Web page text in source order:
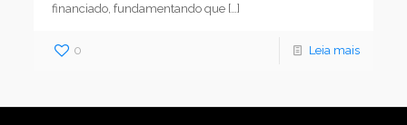
financiado, fundamentando que […]
0 Leia mais